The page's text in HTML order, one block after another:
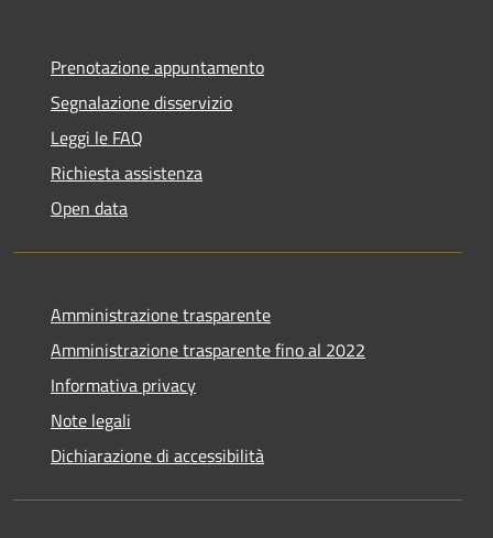
Prenotazione appuntamento
Segnalazione disservizio
Leggi le FAQ
Richiesta assistenza
Open data
Amministrazione trasparente
Amministrazione trasparente fino al 2022
Informativa privacy
Note legali
Dichiarazione di accessibilità